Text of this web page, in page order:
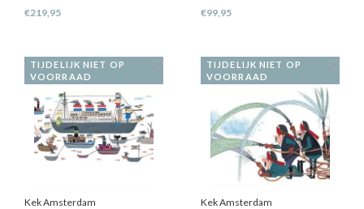
€219,95
€99,95
TIJDELIJK NIET OP
VOORRAAD
Kek Amsterdam
TIJDELIJK NIET OP
VOORRAAD
Kek Amsterdam